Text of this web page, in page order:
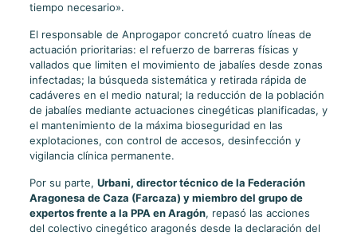
tiempo necesario».
El responsable de Anprogapor concretó cuatro líneas de
actuación prioritarias: el refuerzo de barreras físicas y
vallados que limiten el movimiento de jabalíes desde zonas
infectadas; la búsqueda sistemática y retirada rápida de
cadáveres en el medio natural; la reducción de la población
de jabalíes mediante actuaciones cinegéticas planificadas, y
el mantenimiento de la máxima bioseguridad en las
explotaciones, con control de accesos, desinfección y
vigilancia clínica permanente.
Por su parte, Urbani, director técnico de la Federación
Aragonesa de Caza (Farcaza) y miembro del grupo de
expertos frente a la PPA en Aragón, repasó las acciones
del colectivo cinegético aragonés desde la declaración del